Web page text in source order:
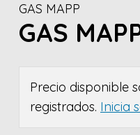
GAS MAPP
GAS
Precio disponible
registrados. Inicia